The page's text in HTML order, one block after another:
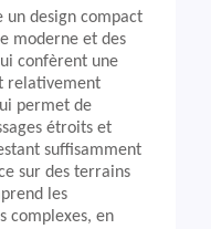
un design compact
moderne et des
confèrent une
relativement
permet de
étroits et
suffisamment
sur des terrains
les
complexes, en